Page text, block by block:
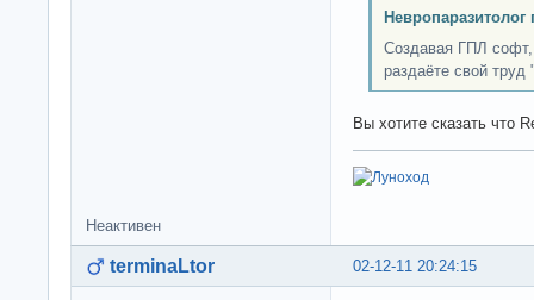
Невропаразитолог
Создавая ГПЛ софт,
раздаёте свой труд
Вы хотите сказать что
Неактивен
02-12-11 20:24:15
terminaLtor